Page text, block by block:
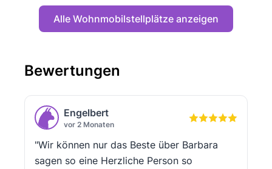
Alle Wohnmobilstellplätze anzeigen
Bewertungen
Engelbert
vor 2 Monaten
"Wir können nur das Beste über Barbara
sagen so eine Herzliche Person so